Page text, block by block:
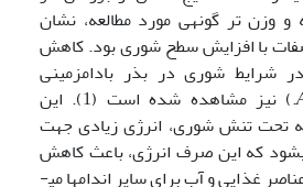
وزن تر گونه­ی مورد مطالعه، نشان
با افزایش سطح شوری بود. کاهش
شرایط شوری در بذر بادام­زمینی
L.) نیز مشاهده شده است (1). این
تحت تنش شوری، انرژی زیادی جهت
که این صرف انرژی، باعث کاهش
غذایی و آب برای سایر اندام­ها می­